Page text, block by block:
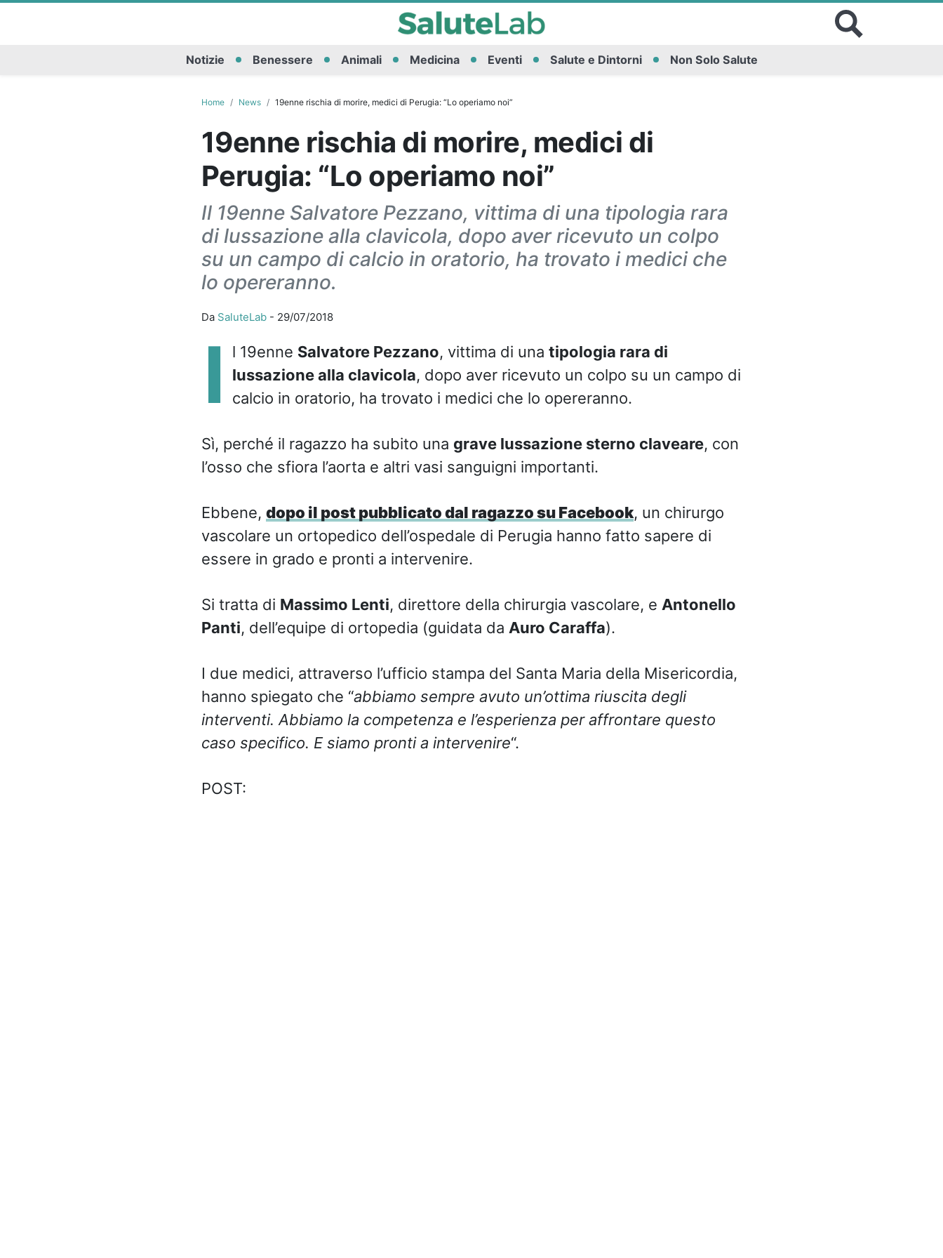
Notizie Benessere Animali Medicina Eventi Salute e Dintorni Non Solo Salute
Home News 19enne rischia di morire, medici di Perugia: “Lo operiamo noi”
19enne rischia di morire, medici di
Perugia: “Lo operiamo noi”
Il 19enne Salvatore Pezzano, vittima di una tipologia rara
di lussazione alla clavicola, dopo aver ricevuto un colpo
su un campo di calcio in oratorio, ha trovato i medici che
lo opereranno.
Da SaluteLab- 29/07/2018
I l 19enne Salvatore Pezzano, vittima di una tipologia rara di
lussazione alla clavicola, dopo aver ricevuto un colpo su un campo di
calcio in oratorio, ha trovato i medici che lo opereranno.
Sì, perché il ragazzo ha subito una grave lussazione sterno claveare, con
l’osso che sfiora l’aorta e altri vasi sanguigni importanti.
Ebbene, dopo il post pubblicato dal ragazzo su Facebook, un chirurgo
vascolare un ortopedico dell’ospedale di Perugia hanno fatto sapere di
essere in grado e pronti a intervenire.
Si tratta di Massimo Lenti, direttore della chirurgia vascolare, e Antonello
Panti, dell’equipe di ortopedia (guidata da Auro Caraffa).
I due medici, attraverso l’ufficio stampa del Santa Maria della Misericordia,
hanno spiegato che “abbiamo sempre avuto un’ottima riuscita degli
interventi. Abbiamo la competenza e l’esperienza per affrontare questo
caso specifico. E siamo pronti a intervenire“.
POST: